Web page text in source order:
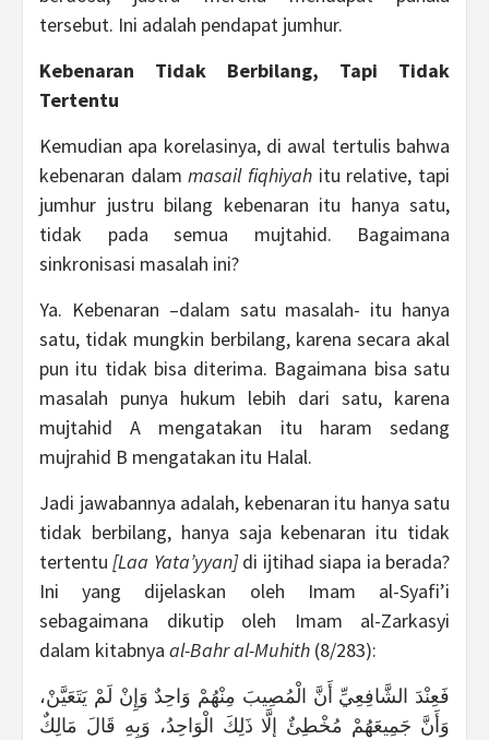
tersebut. Ini adalah pendapat jumhur.
Kebenaran Tidak Berbilang, Tapi Tidak
Tertentu
Kemudian apa korelasinya, di awal tertulis bahwa
kebenaran dalammasail fiqhiyah itu relative, tapi
jumhur justru bilang kebenaran itu hanya satu,
tidak pada semua mujtahid. Bagaimana
sinkronisasi masalah ini?
Ya. Kebenaran –dalam satu masalah- itu hanya
satu, tidak mungkin berbilang, karena secara akal
pun itu tidak bisa diterima. Bagaimana bisa satu
masalah punya hukum lebih dari satu, karena
mujtahid A mengatakan itu haram sedang
mujrahid B mengatakan itu Halal.
Jadi jawabannya adalah, kebenaran itu hanya satu
tidak berbilang, hanya saja kebenaran itu tidak
tertentu[Laa Yata’yyan]di ijtihad siapa ia berada?
Ini yang dijelaskan oleh Imam al-Syafi’i
sebagaimana dikutip oleh Imam al-Zarkasyi
dalam kitabnya al-Bahr al-Muhith (8/283):
فَعِنْدَ الشَّافِعِيِّ أَنَّ الْمُصِيبَ مِنْهُمْ وَاحِدٌ وَإِنْ لَمْ يَتَعَيَّنْ،
وَأَنَّ جَمِيعَهُمْ مُخْطِئٌ إلَّا ذَلِكَ الْوَاحِدُ، وَبِهِ قَالَ مَالِكٌ